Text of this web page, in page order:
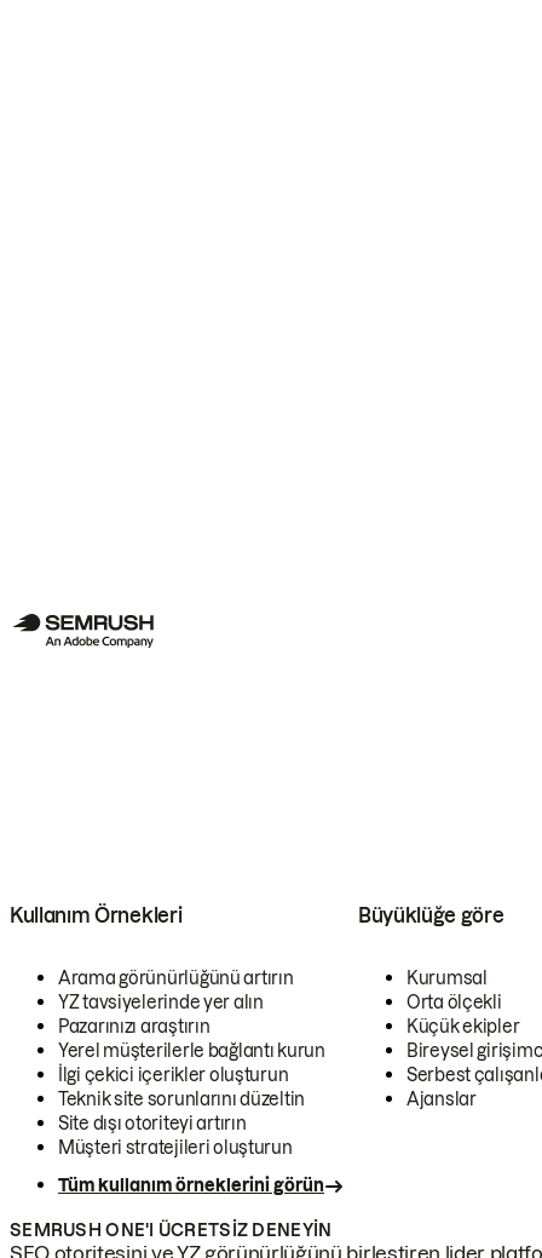
Kullanım Örnekleri
Arama görünürlüğünü artırın
YZ tavsiyelerinde yer alın
Pazarınızı araştırın
Yerel müşterilerle bağlantı kurun
İlgi çekici içerikler oluşturun
Teknik site sorunlarını düzeltin
Site dışı otoriteyi artırın
Müşteri stratejileri oluşturun
Tüm kullanım örneklerini görün
Büyüklüğe göre
Kurumsal
Orta ölçekli
Küçük ekipler
Bireysel
Serbest
Ajanslar
SEMRUSH ONE'I ÜCRETSIZ DENEYIN
SEO otoritesini ve YZ görünürlüğünü birleştiren lider